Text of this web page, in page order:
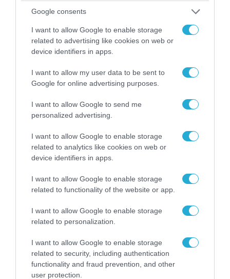
Google consents
I want to allow Google to enable storage
related to advertising like cookies on web or
device identifiers in apps.
I want to allow my user data to be sent to
Google for online advertising purposes.
I want to allow Google to send me
personalized advertising.
I want to allow Google to enable storage
related to analytics like cookies on web or
device identifiers in apps.
I want to allow Google to enable storage
related to functionality of the website or app.
I want to allow Google to enable storage
related to personalization.
I want to allow Google to enable storage
related to security, including authentication
functionality and fraud prevention, and other
user protection.
07.08.2026 | 08:02
από Σλαβιάνσκ και Κραματόρσκ στο Ντονέτσκ
ΠΟΛΙΤΙΚΗ
06.08.2026 | 14:02
«Επιχείρηση ελεύθερα πεζοδρόμια» στην